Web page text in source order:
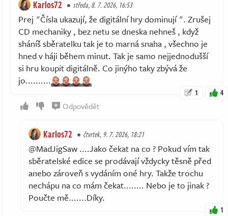
Karlos72 středa, 8. 7. 2026, 16:53
Prej "Čísla ukazují, že digitální hry dominují ". Zrušej
CD mechaniky , bez netu se dneska nehneš , když
sháníš sběratelku tak je to marná snaha , všechno je
hned v háji během minut. Tak je samo nejjednodušší
si hru koupit digitálně. Co jinýho taky zbývá že
jo..........
1 4
Odpovědět
Karlos72 čtvrtek, 9. 7. 2026, 18:21
@MadJigSaw ....Jako čekat na co ? Pokud vím tak
sběratelské edice se prodávají vždycky těsně před
anebo zároveň s vydáním oné hry. Takže trochu
nechápu na co mám čekat........ Nebo je to jinak ?
Poučte mě.......Díky.
1